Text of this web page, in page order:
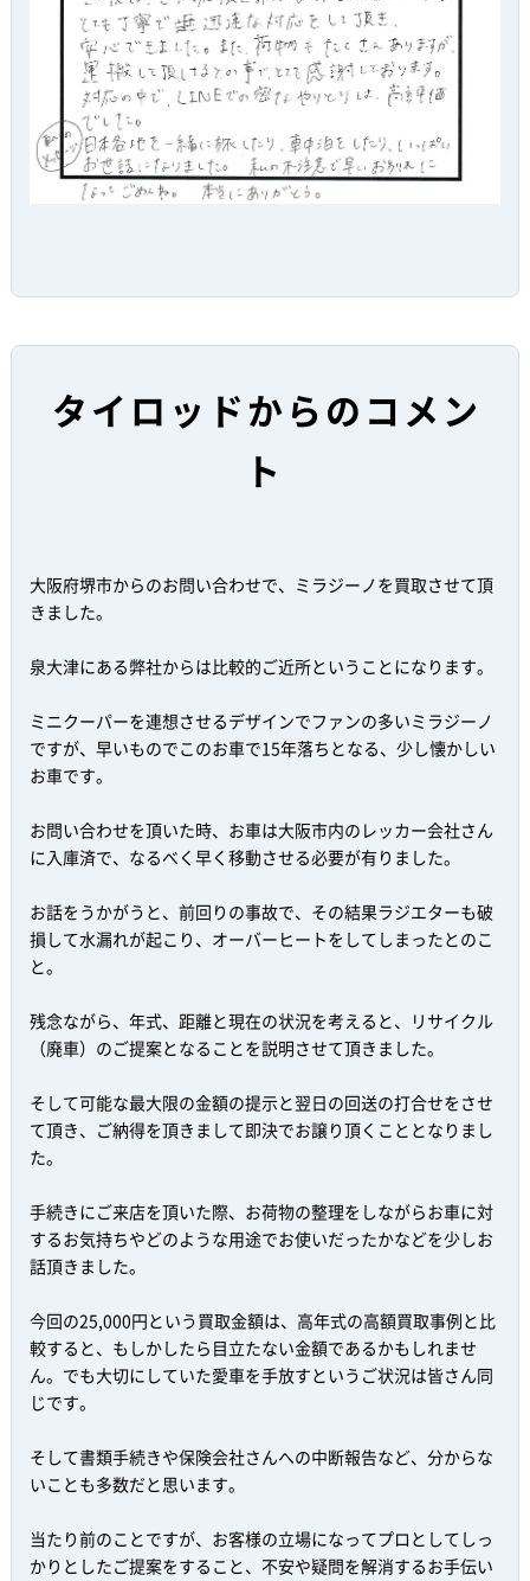
タイロッドからのコメン
ト
大阪府堺市からのお問い合わせで、ミラジーノを買取させて頂
きました。
泉大津にある弊社からは比較的ご近所ということになります。
ミニクーパーを連想させるデザインでファンの多いミラジーノ
ですが、早いものでこのお車で15年落ちとなる、少し懐かしい
お車です。
お問い合わせを頂いた時、お車は大阪市内のレッカー会社さん
に入庫済で、なるべく早く移動させる必要が有りました。
お話をうかがうと、前回りの事故で、その結果ラジエターも破
損して水漏れが起こり、オーバーヒートをしてしまったとのこ
と。
残念ながら、年式、距離と現在の状況を考えると、リサイクル
（廃車）のご提案となることを説明させて頂きました。
そして可能な最大限の金額の提示と翌日の回送の打合せをさせ
て頂き、ご納得を頂きまして即決でお譲り頂くこととなりまし
た。
手続きにご来店を頂いた際、お荷物の整理をしながらお車に対
するお気持ちやどのような用途でお使いだったかなどを少しお
話頂きました。
今回の25,000円という買取金額は、高年式の高額買取事例と比
較すると、もしかしたら目立たない金額であるかもしれませ
ん。でも大切にしていた愛車を手放すというご状況は皆さん同
じです。
そして書類手続きや保険会社さんへの中断報告など、分からな
いことも多数だと思います。
当たり前のことですが、お客様の立場になってプロとしてしっ
かりとしたご提案をすること、不安や疑問を解消するお手伝い